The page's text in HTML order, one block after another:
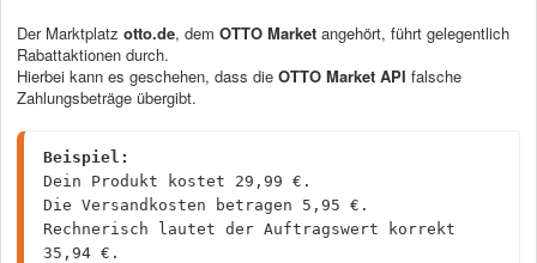
Der Marktplatz otto.de, dem OTTO Market angehört, führt gelegentlich
Rabattaktionen durch.
Hierbei kann es geschehen, dass die OTTO Market API falsche
Zahlungsbeträge übergibt.
Beispiel:
Dein Produkt kostet 29,99 €.
Die Versandkosten betragen 5,95 €.
Rechnerisch lautet der Auftragswert korrekt
35,94 €.